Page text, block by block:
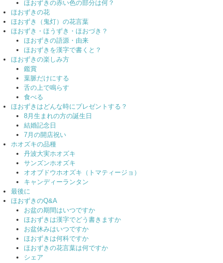
ほおずきの赤い色の部分は何？
ほおずきの花
ほおずき（鬼灯）の花言葉
ほおずき・ほうずき・ほおづき？
ほおずきの語源・由来
ほおずきを漢字で書くと？
ほおずきの楽しみ方
鑑賞
葉脈だけにする
舌の上で鳴らす
食べる
ほおずきはどんな時にプレゼントする？
8月生まれの方の誕生日
結婚記念日
7月の開店祝い
ホオズキの品種
丹波大実ホオズキ
サンズンホオズキ
オオブドウホオズキ（トマティージョ）
キャンディーランタン
最後に
ほおずきのQ&A
お盆の期間はいつですか
ほおずきは漢字でどう書きますか
お盆休みはいつですか
ほおずきは何科ですか
ほおずきの花言葉は何ですか
シェア